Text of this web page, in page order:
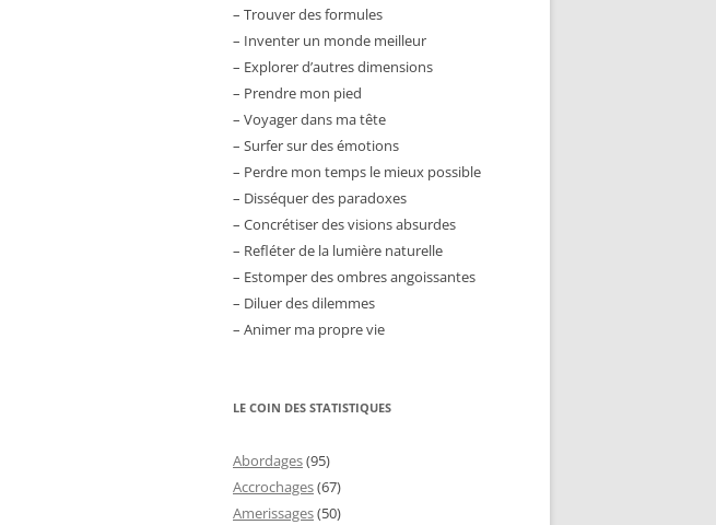
– Trouver des formules
– Inventer un monde meilleur
– Explorer d’autres dimensions
– Prendre mon pied
– Voyager dans ma tête
– Surfer sur des émotions
– Perdre mon temps le mieux possible
– Disséquer des paradoxes
– Concrétiser des visions absurdes
– Refléter de la lumière naturelle
– Estomper des ombres angoissantes
– Diluer des dilemmes
– Animer ma propre vie
LE COIN DES STATISTIQUES
Abordages(95)
Accrochages(67)
Amerissages(50)